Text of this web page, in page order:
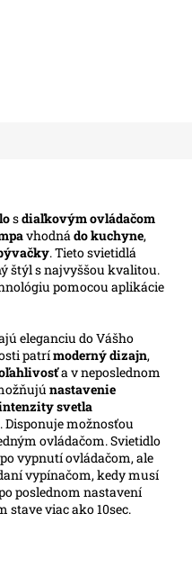
sdiaľkovým ovládačom
vhodnádo kuchyne,
. Tieto svietidlá
štýl s najvyššou kvalitou.
pomocou aplikácie
eleganciu do Vášho
patrímoderný dizajn,
a v neposlednom
nastavenie
svetla
. Disponuje možnosťou
ovládačom. Svietidlo
vypnutí ovládačom, ale
vypínačom, kedy musí
poslednom nastavení
stave viac ako 10sec.